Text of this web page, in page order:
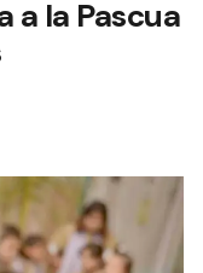
a la Pascua